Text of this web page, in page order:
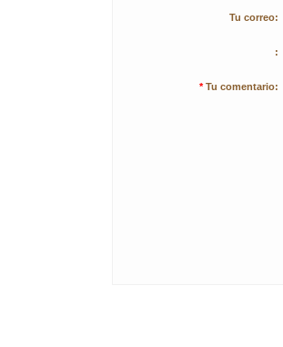
Tu correo:
:
* Tu comentario: